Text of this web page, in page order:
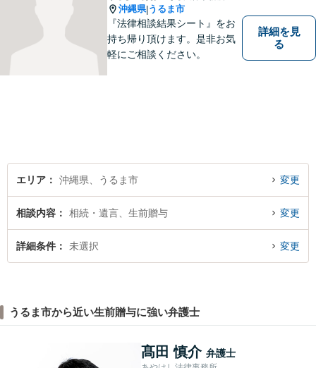
沖縄県|うるま市
『法律相談結果シート』をお
持ち帰り頂けます。是非お気
軽にご相談ください。
詳細を見
る
エリア 沖縄県、うるま市 変更
相談内容 相続・遺言、生前贈与 変更
詳細条件 未選択 変更
うるま市から近い生前贈与に強い弁護士
髙田 慎介 弁護士